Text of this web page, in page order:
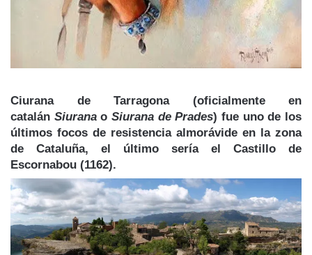
Ciurana de Tarragona (oficialmente en
catalán SiuranaoSiurana de Prades) fue uno de los
últimos focos de resistencia almorávide en la zona
de Cataluña, el último sería el Castillo de
Escornabou (1162).